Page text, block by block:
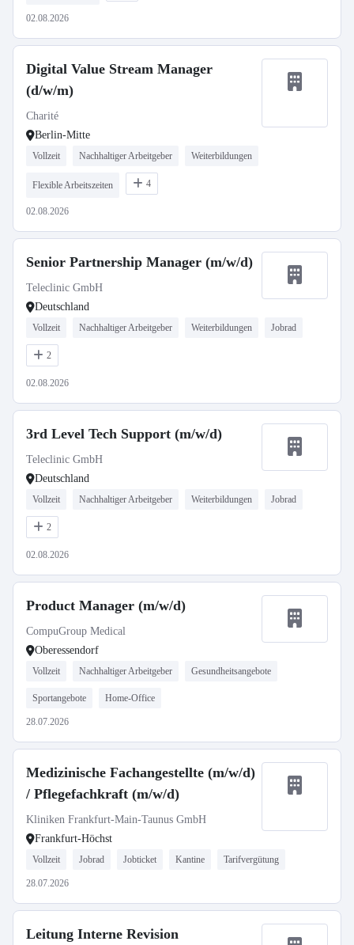
02.08.2026
Digital Value Stream Manager
(d/w/m)
Charité
Berlin-Mitte
Vollzeit Nachhaltiger Arbeitgeber Weiterbildungen
Flexible Arbeitszeiten 4
02.08.2026
Senior Partnership Manager (m/w/d)
Teleclinic GmbH
Deutschland
Vollzeit Nachhaltiger Arbeitgeber Weiterbildungen Jobrad
2
02.08.2026
3rd Level Tech Support (m/w/d)
Teleclinic GmbH
Deutschland
Vollzeit Nachhaltiger Arbeitgeber Weiterbildungen Jobrad
2
02.08.2026
Product Manager (m/w/d)
CompuGroup Medical
Oberessendorf
Vollzeit Nachhaltiger Arbeitgeber Gesundheitsangebote
Sportangebote Home-Office
28.07.2026
Medizinische Fachangestellte (m/w/d)
/ Pflegefachkraft (m/w/d)
Kliniken Frankfurt-Main-Taunus GmbH
Frankfurt-Höchst
Vollzeit Jobrad Jobticket Kantine Tarifvergütung
28.07.2026
Leitung Interne Revision